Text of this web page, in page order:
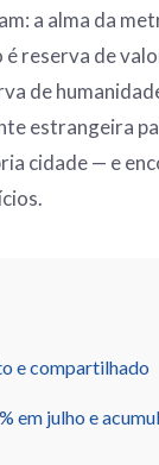
a alma da
é reserva de
de
estrangeira
cidade — e
e compartilhado
em julho e